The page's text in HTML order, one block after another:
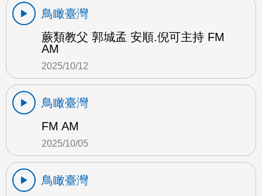
鳥瞰臺灣
蕨類教父 郭城孟 安順.倪可主持 FM
AM
2025/10/12
鳥瞰臺灣
FM AM
2025/10/05
鳥瞰臺灣